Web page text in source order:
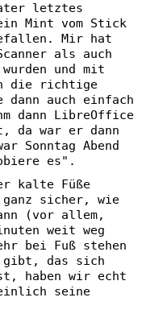
letztes
ein Mint vom Stick
Mir hat
als auch
und mit
die richtige
auch einfach
dann LibreOffice
da war er dann
Sonntag Abend
es".
kalte Füße
ganz sicher, wie
(vor allem,
weit weg
bei Fuß stehen
gibt, das sich
haben wir echt
seine